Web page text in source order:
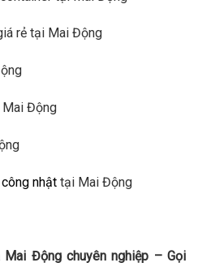
rẻ tại Mai Động
Mai Động
công nhật tại Mai Động
Động chuyên nghiệp – Gọi